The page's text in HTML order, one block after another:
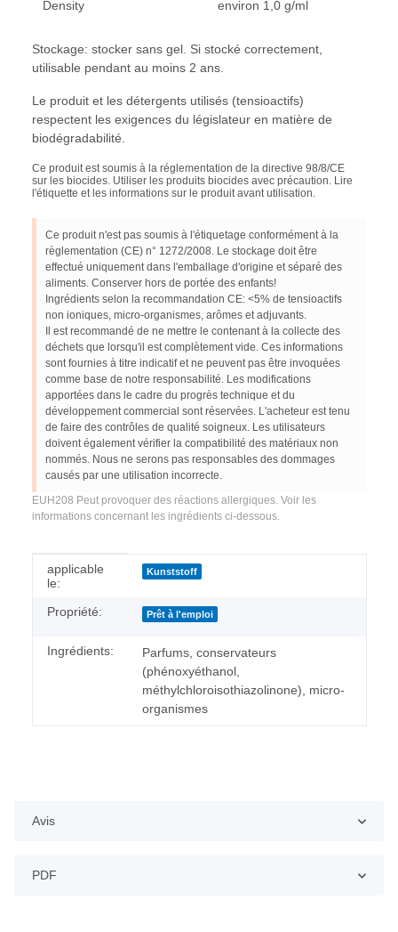
Density environ 1,0 g/ml
Stockage: stocker sans gel. Si stocké correctement,
utilisable pendant au moins 2 ans.
Le produit et les détergents utilisés (tensioactifs)
respectent les exigences du législateur en matière de
biodégradabilité.
Ce produit est soumis à la réglementation de la directive 98/8/CE
sur les biocides. Utiliser les produits biocides avec précaution. Lire
l'étiquette et les informations sur le produit avant utilisation.
Ce produit n'est pas soumis à l'étiquetage conformément à la
règlementation (CE) n° 1272/2008. Le stockage doit être
effectué uniquement dans l'emballage d'origine et séparé des
aliments. Conserver hors de portée des enfants!
Ingrédients selon la recommandation CE: <5% de tensioactifs
non ioniques, micro-organismes, arômes et adjuvants.
Il est recommandé de ne mettre le contenant à la collecte des
déchets que lorsqu'il est complètement vide. Ces informations
sont fournies à titre indicatif et ne peuvent pas être invoquées
comme base de notre responsabilité. Les modifications
apportées dans le cadre du progrès technique et du
développement commercial sont réservées. L'acheteur est tenu
de faire des contrôles de qualité soigneux. Les utilisateurs
doivent également vérifier la compatibilité des matériaux non
nommés. Nous ne serons pas responsables des dommages
causés par une utilisation incorrecte.
EUH208 Peut provoquer des réactions allergiques. Voir les
informations concernant les ingrédients ci-dessous.
#productDetails.itemInformation#
#productDetails.itemValue#
applicable
le:
Kunststoff
Propriété: Prêt à l'emploi
Ingrédients:
Parfums, conservateurs
(phénoxyéthanol,
méthylchloroisothiazolinone), micro-
organismes
Avis
PDF